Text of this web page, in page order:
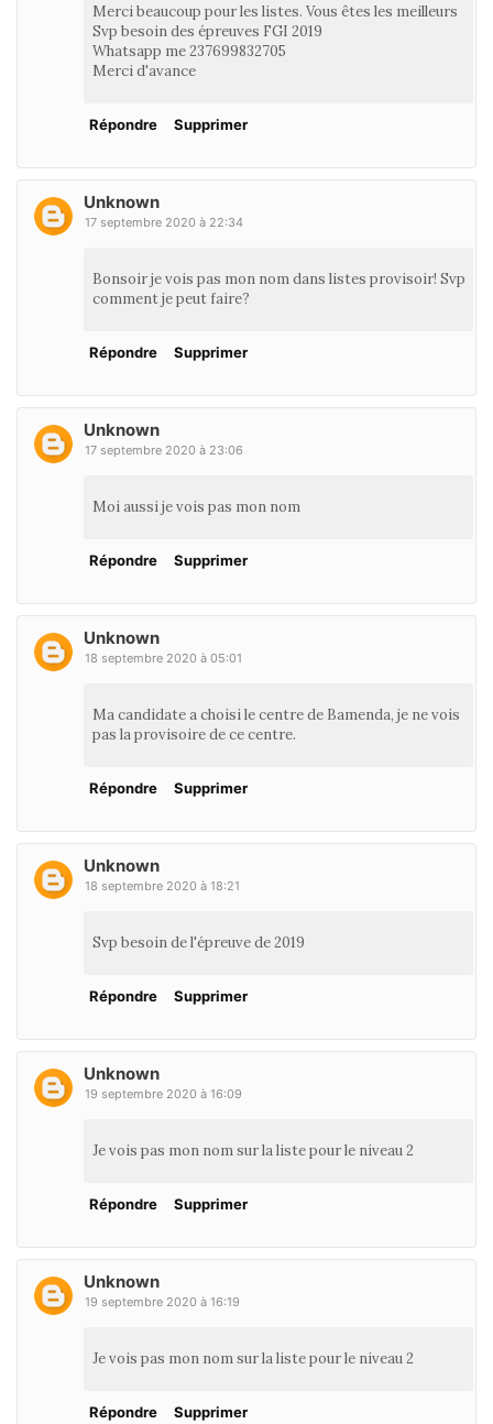
Merci beaucoup pour les listes. Vous êtes les meilleurs
Svp besoin des épreuves FGI 2019
Whatsapp me 237699832705
Merci d'avance
Répondre Supprimer
Unknown
17 septembre 2020 à 22:34
Bonsoir je vois pas mon nom dans listes provisoir! Svp
comment je peut faire?
Répondre Supprimer
Unknown
17 septembre 2020 à 23:06
Moi aussi je vois pas mon nom
Répondre Supprimer
Unknown
18 septembre 2020 à 05:01
Ma candidate a choisi le centre de Bamenda, je ne vois
pas la provisoire de ce centre.
Répondre Supprimer
Unknown
18 septembre 2020 à 18:21
Svp besoin de l'épreuve de 2019
Répondre Supprimer
Unknown
19 septembre 2020 à 16:09
Je vois pas mon nom sur la liste pour le niveau 2
Répondre Supprimer
Unknown
19 septembre 2020 à 16:19
Je vois pas mon nom sur la liste pour le niveau 2
Répondre Supprimer